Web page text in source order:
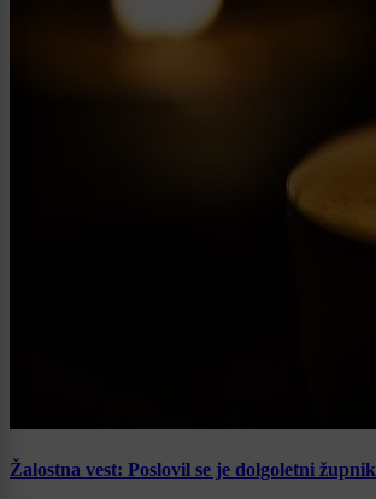
Žalostna vest: Poslovil se je dolgoletni župnik